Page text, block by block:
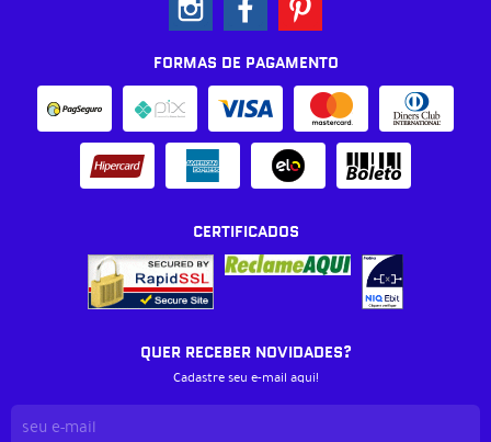
FORMAS DE PAGAMENTO
CERTIFICADOS
QUER RECEBER NOVIDADES?
Cadastre seu e-mail aqui!